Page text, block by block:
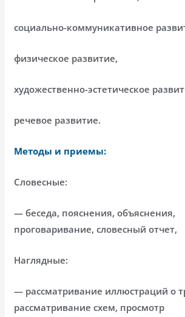
социально-коммуникативное
физическое развитие,
художественно-эстетическое
речевое развитие.
Методы и приемы:
Словесные:
— беседа, пояснения, объяснения,
проговаривание, словесный отчет,
Наглядные:
— рассматривание иллюстраций о
рассматривание схем, просмотр